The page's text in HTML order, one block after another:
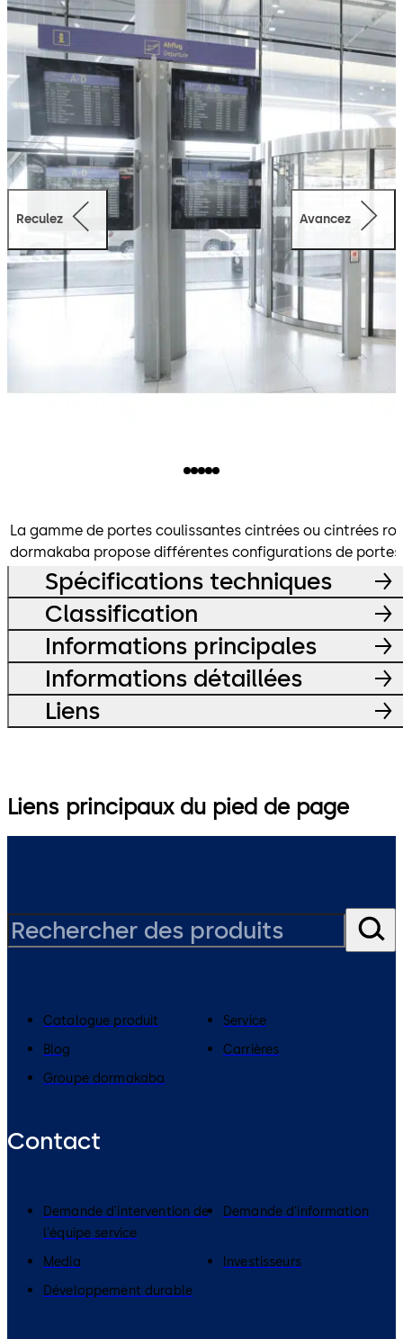
Reculez Avancez
La gamme de portes coulissantes cintrées ou cintrées
dormakaba propose différentes configurations de
Spécifications techniques
Classification
Informations principales
Informations détaillées
Liens
Liens principaux du pied de page
Catalogue produit
Service
Blog
Carrières
Groupe dormakaba
Contact
Demande d'intervention de
l'équipe service
Demande d'information
Media
Investisseurs
Développement durable